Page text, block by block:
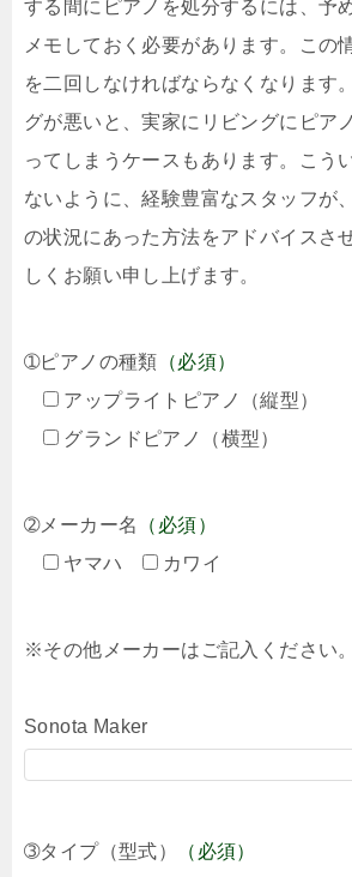
する間にピアノを処分するには、予
メモしておく必要があります。この
を二回しなければならなくなります
グが悪いと、実家にリビングにピア
ってしまうケースもあります。こう
ないように、経験豊富なスタッフが
の状況にあった方法をアドバイスさ
しくお願い申し上げます。
➀ピアノの種類 （必須）
アップライトピアノ（縦型）
グランドピアノ（横型）
➁メーカー名
（必須）
ヤマハ
カワイ
※その他メーカーはご記入ください。
Sonota Maker
➂タイプ（型式）
（必須）